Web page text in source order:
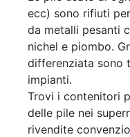
ecc) sono rifiuti
da metalli pesanti
nichel e piombo.
differenziata sono
impianti.
Trovi i contenitori
delle pile nei
rivendite